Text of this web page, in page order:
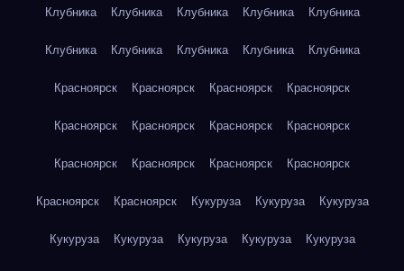
Клубника Клубника Клубника Клубника Клубника
Клубника Клубника Клубника Клубника Клубника
Красноярск Красноярск Красноярск Красноярск
Красноярск Красноярск Красноярск Красноярск
Красноярск Красноярск Красноярск Красноярск
Красноярск Красноярск Кукуруза Кукуруза Кукуруза
Кукуруза Кукуруза Кукуруза Кукуруза Кукуруза